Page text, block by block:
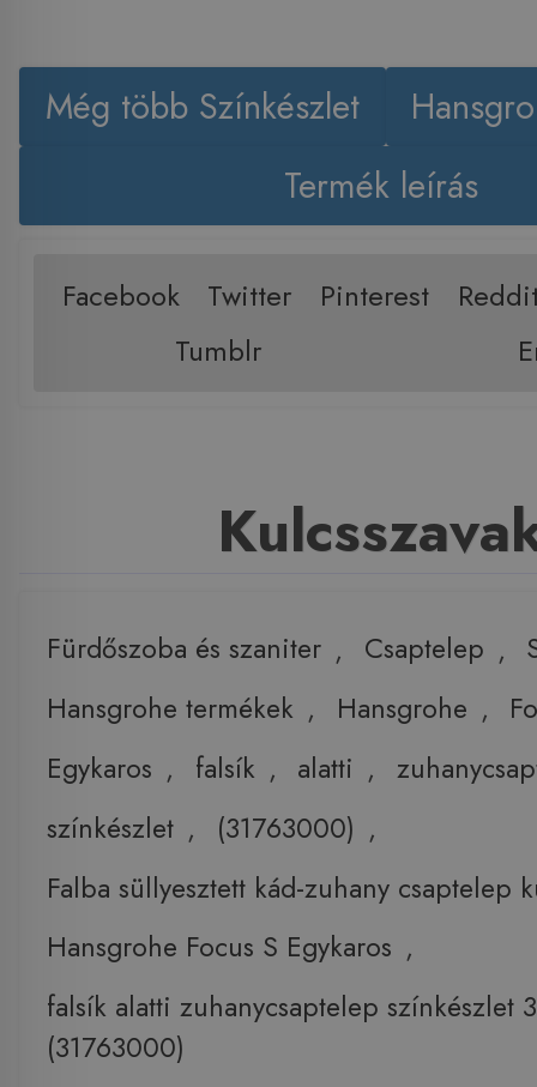
Még több Színkészlet
Termék leírás
Facebook Twitter Pinterest
Tumblr
Fürdőszoba és szaniter , Csaptelep ,
Hansgrohe termékek , Hansgrohe ,
Egykaros , falsík , alatti ,
színkészlet , (31763000) ,
Falba süllyesztett kád-zuhany csaptelep
Hansgrohe Focus S Egykaros ,
falsík alatti zuhanycsaptelep színkészlet
(31763000)